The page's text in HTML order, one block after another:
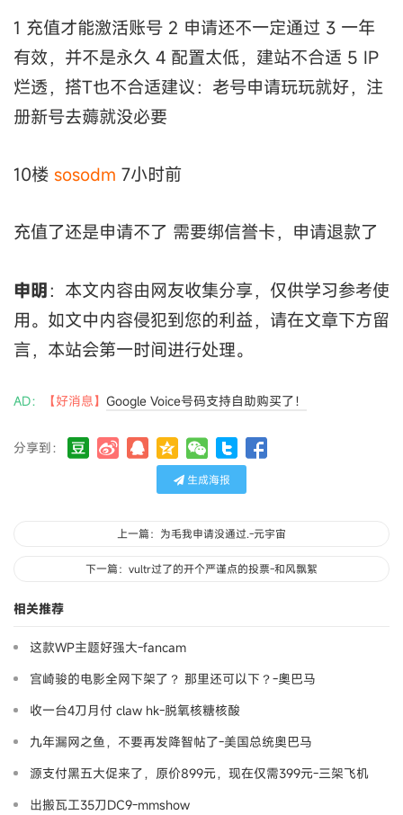
1 充值才能激活账号 2 申请还不一定通过 3 一年
有效，并不是永久 4 配置太低，建站不合适 5 IP
烂透，搭T也不合适建议：老号申请玩玩就好，注
册新号去薅就没必要
10楼 sosodm 7小时前
充值了还是申请不了 需要绑信誉卡，申请退款了
申明：本文内容由网友收集分享，仅供学习参考使
用。如文中内容侵犯到您的利益，请在文章下方留
言，本站会第一时间进行处理。
AD： 【好消息】 Google Voice号码支持自助购买了！
分享到：
生成海报
上一篇：为毛我申请没通过.-元宇宙
下一篇：vultr过了的开个严谨点的投票-和风飘絮
相关推荐
这款WP主题好强大-fancam
宫崎骏的电影全网下架了？ 那里还可以下？-奧巴马
收一台4刀月付 claw hk-脱氧核糖核酸
九年漏网之鱼，不要再发降智帖了-美国总统奥巴马
源支付黑五大促来了，原价899元，现在仅需399元-三架飞机
出搬瓦工35刀DC9-mmshow